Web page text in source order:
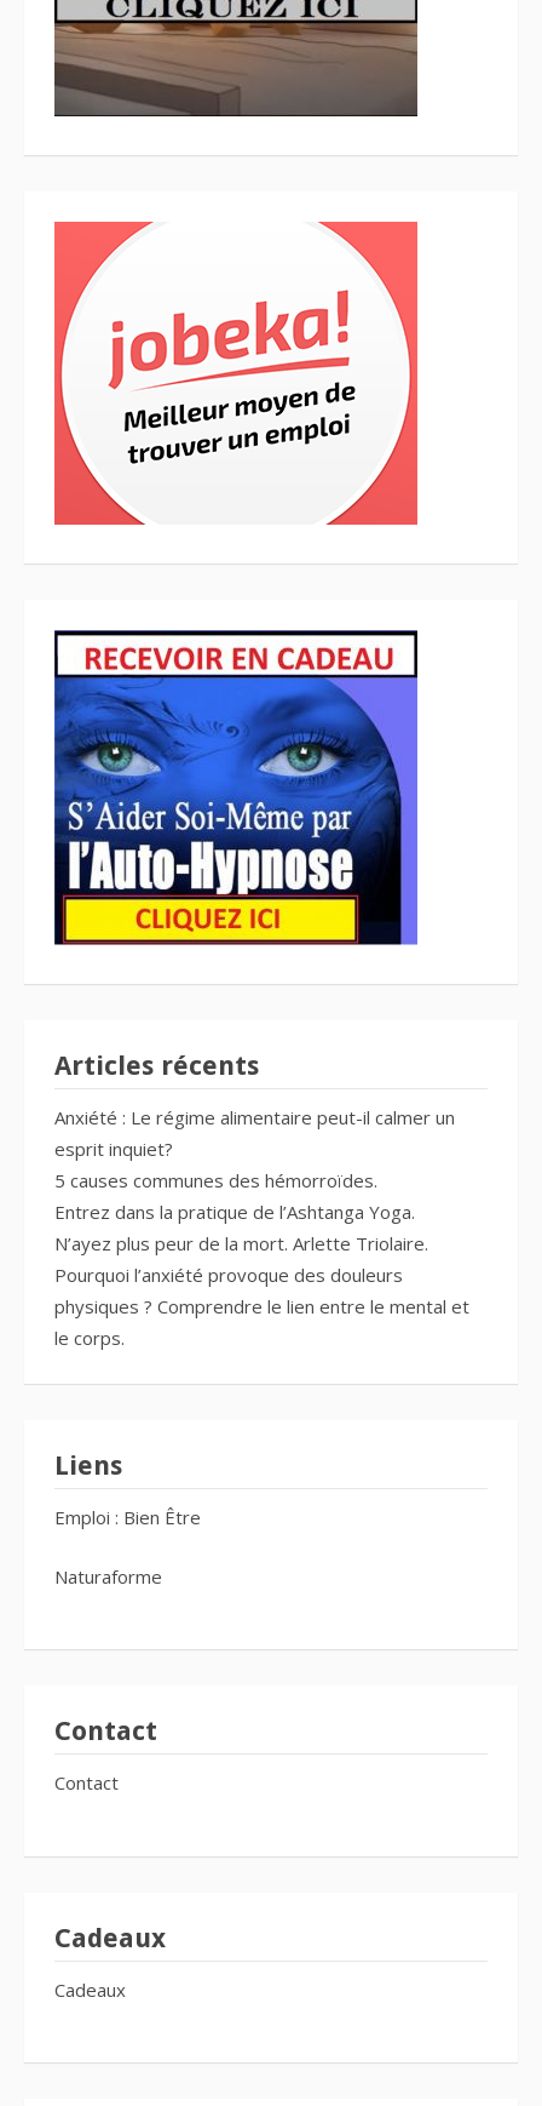
Articles récents
Anxiété : Le régime alimentaire peut-il calmer un
esprit inquiet?
5 causes communes des hémorroïdes.
Entrez dans la pratique de l’Ashtanga Yoga.
N’ayez plus peur de la mort. Arlette Triolaire.
Pourquoi l’anxiété provoque des douleurs
physiques ? Comprendre le lien entre le mental et
le corps.
Liens
Emploi : Bien Être
Naturaforme
Contact
Contact
Cadeaux
Cadeaux